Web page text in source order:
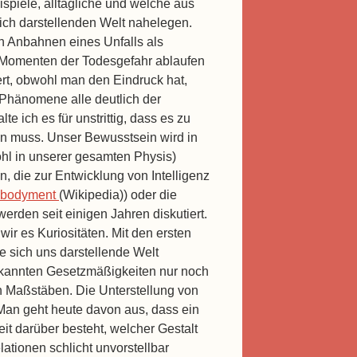
alltägliche und welche aus
darstellenden Welt nahelegen.
Anbahnen eines Unfalls als
der Todesgefahr ablaufen
obwohl man den Eindruck hat,
alle deutlich der
ich es für unstrittig, dass es zu
muss. Unser Bewusstsein wird in
in unserer gesamten Physis)
die zur Entwicklung von Intelligenz
(Wikipedia)) oder die
seit einigen Jahren diskutiert.
es Kuriositäten. Mit den ersten
sich uns darstellende Welt
Gesetzmäßigkeiten nur noch
Die Unterstellung von
geht heute davon aus, dass ein
darüber besteht, welcher Gestalt
schlicht unvorstellbar